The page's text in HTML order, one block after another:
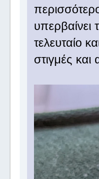
υπερβαίνει
τελευταίο
στιγμές